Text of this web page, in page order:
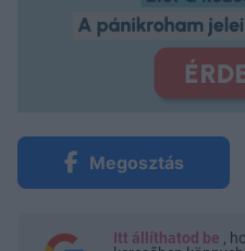
Megosztás
Itt állíthatod be ,